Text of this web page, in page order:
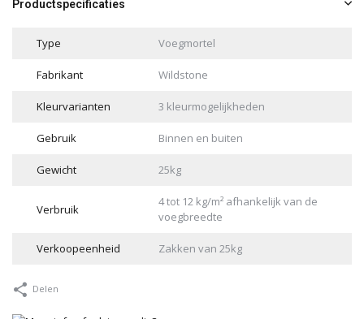
Productspecificaties
Type Voegmortel
Fabrikant Wildstone
Kleurvarianten 3 kleurmogelijkheden
Gebruik Binnen en buiten
Gewicht 25kg
Verbruik
4 tot 12 kg/m² afhankelijk van de
voegbreedte
Verkoopeenheid Zakken van 25kg
Delen